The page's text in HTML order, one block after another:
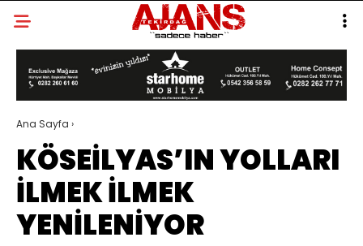
Ana Sayfa ›
KÖSEİLYAS’IN YOLLARI
İLMEK İLMEK
YENİLENİYOR